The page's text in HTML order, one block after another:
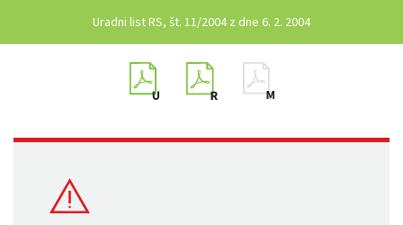
Uradni list RS, št. 11/2004 z dne 6. 2. 2004